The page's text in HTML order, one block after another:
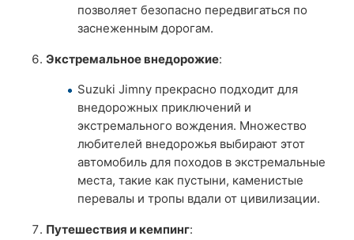
позволяет безопасно передвигаться по
заснеженным дорогам.
Экстремальное внедорожие:
Suzuki Jimny прекрасно подходит для
внедорожных приключений и
экстремального вождения. Множество
любителей внедорожья выбирают этот
автомобиль для походов в экстремальные
места, такие как пустыни, каменистые
перевалы и тропы вдали от цивилизации.
Путешествия и кемпинг: